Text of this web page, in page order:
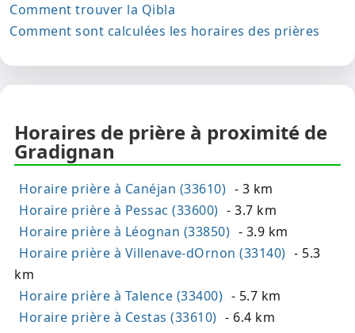
Comment trouver la Qibla
Comment sont calculées les horaires des prières
Horaires de prière à proximité de
Gradignan
Horaire prière à Canéjan (33610) - 3 km
Horaire prière à Pessac (33600) - 3.7 km
Horaire prière à Léognan (33850) - 3.9 km
Horaire prière à Villenave-dOrnon (33140) - 5.3
km
Horaire prière à Talence (33400) - 5.7 km
Horaire prière à Cestas (33610) - 6.4 km